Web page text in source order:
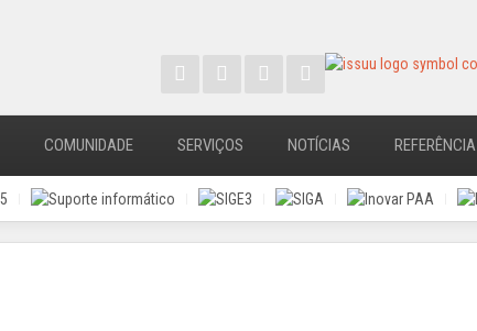
COMUNIDADE SERVIÇOS NOTÍCIAS REFERÊNCIA